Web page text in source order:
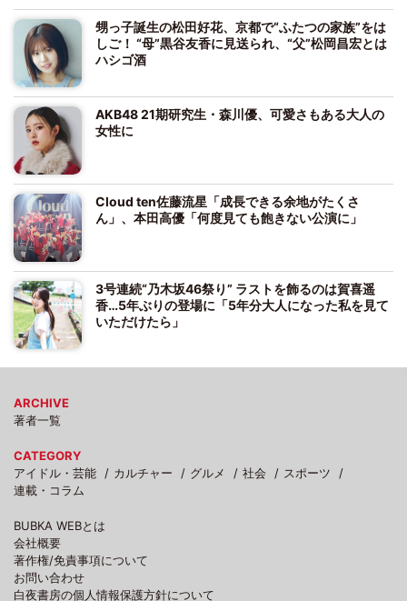
甥っ子誕生の松田好花、京都で“ふたつの家族”をは
しご！ “母”黒谷友香に見送られ、“父”松岡昌宏とは
ハシゴ酒
AKB48 21期研究生・森川優、可愛さもある大人の
女性に
Cloud ten佐藤流星「成長できる余地がたくさ
ん」、本田高優「何度見ても飽きない公演に」
3号連続“乃木坂46祭り” ラストを飾るのは賀喜遥
香…5年ぶりの登場に「5年分大人になった私を見て
いただけたら」
ARCHIVE
著者一覧
CATEGORY
アイドル・芸能
カルチャー グルメ 社会
スポーツ
連載・コラム
BUBKA WEBとは
会社概要
著作権/免責事項について
お問い合わせ
白夜書房の個人情報保護方針について